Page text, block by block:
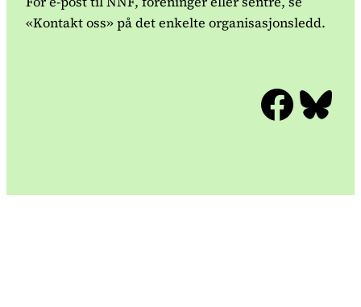
«Kontakt oss» på det enkelte organisasjonsledd.
Facebook Bluesky